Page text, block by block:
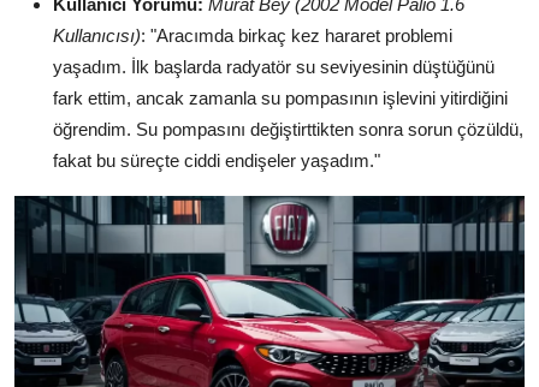
Kullanıcı Yorumu: Murat Bey (2002 Model Palio 1.6
Kullanıcısı): "Aracımda birkaç kez hararet problemi
yaşadım. İlk başlarda radyatör su seviyesinin düştüğünü
fark ettim, ancak zamanla su pompasının işlevini yitirdiğini
öğrendim. Su pompasını değiştirttikten sonra sorun çözüldü,
fakat bu süreçte ciddi endişeler yaşadım."